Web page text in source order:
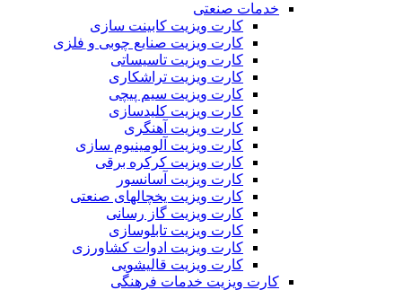
خدمات صنعتی
کارت ویزیت کابینت سازی
کارت ویزیت صنایع چوبی و فلزی
کارت ویزیت تاسیساتی
کارت ویزیت تراشکاری
کارت ویزیت سیم پیچی
کارت ویزیت کلیدسازی
کارت ویزیت آهنگری
کارت ویزیت آلومینیوم سازی
کارت ویزیت کرکره برقی
کارت ویزیت آسانسور
کارت ویزیت یخچالهای صنعتی
کارت ویزیت گاز رسانی
کارت ویزیت تابلوسازی
کارت ویزیت ادوات کشاورزی
کارت ویزیت قالیشویی
کارت ویزیت خدمات فرهنگی